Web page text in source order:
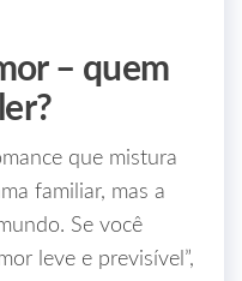
– quem
que mistura
familiar, mas a
Se você
leve e previsível”,